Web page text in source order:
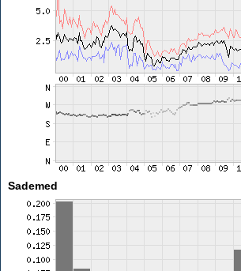
Sademed